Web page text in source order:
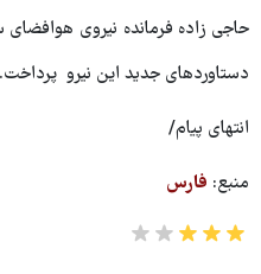
حاجی زاده فرمانده نیروی هوافضای
دستاوردهای جدید این نیرو پرداخت.
انتهای پیام/
منبع: فارس